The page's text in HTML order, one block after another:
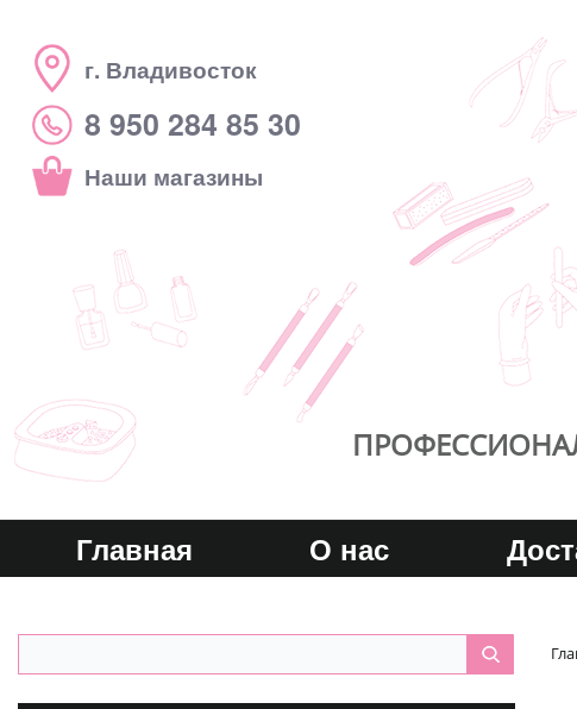
г. Владивосток
8 950 284 85 30
Наши магазины
Главная О нас